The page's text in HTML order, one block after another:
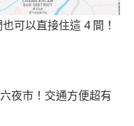
可以直接住這 4 間！
六夜市！交通方便超有